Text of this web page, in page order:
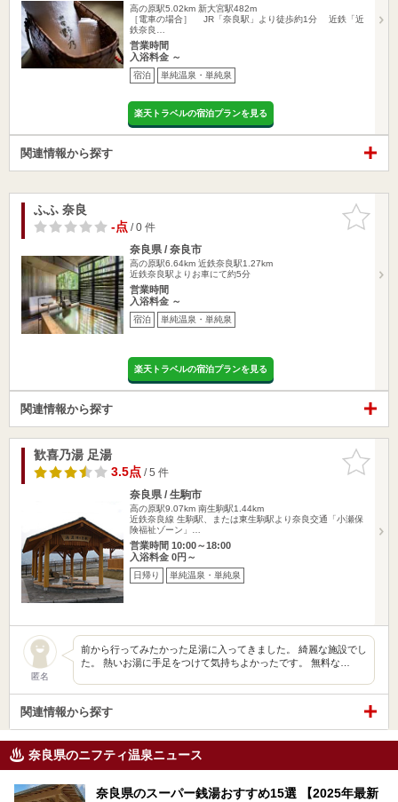
高の原駅5.02km 新大宮駅482m
［電車の場合］ JR「奈良駅」より徒歩約1分 近鉄「近
鉄奈良…
営業時間
入浴料金 ～
宿泊 単純温泉・単純泉
楽天トラベルの宿泊プランを見る
関連情報から探す
お気に入
りに追加
ふふ 奈良
-点/ 0 件
奈良県 / 奈良市
高の原駅6.64km 近鉄奈良駅1.27km
近鉄奈良駅よりお車にて約5分
営業時間
入浴料金 ～
宿泊 単純温泉・単純泉
楽天トラベルの宿泊プランを見る
関連情報から探す
お気に入
りに追加
歓喜乃湯 足湯
3.5点/ 5 件
奈良県 / 生駒市
高の原駅9.07km 南生駒駅1.44km
近鉄奈良線 生駒駅、または東生駒駅より奈良交通「小瀬保
険福祉ゾーン」…
営業時間 10:00～18:00
入浴料金 0円～
日帰り 単純温泉・単純泉
匿名
前から行ってみたかった足湯に入ってきました。 綺麗な施設でし
た。 熱いお湯に手足をつけて気持ちよかったです。 無料な…
関連情報から探す
奈良県のニフティ温泉ニュース
奈良県のスーパー銭湯おすすめ15選 【2025年最新